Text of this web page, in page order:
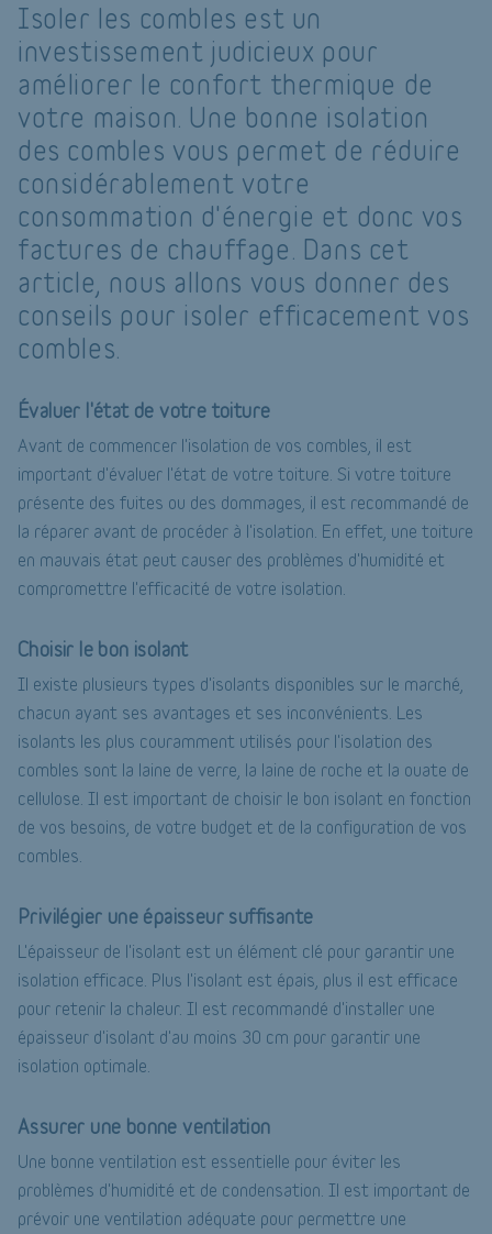
Isoler les combles est un
investissement judicieux pour
améliorer le confort thermique de
votre maison. Une bonne isolation
des combles vous permet de réduire
considérablement votre
consommation d'énergie et donc vos
factures de chauffage. Dans cet
article, nous allons vous donner des
conseils pour isoler efficacement vos
combles.
Évaluer l'état de votre toiture
Avant de commencer l'isolation de vos combles, il est
important d'évaluer l'état de votre toiture. Si votre toiture
présente des fuites ou des dommages, il est recommandé de
la réparer avant de procéder à l'isolation. En effet, une toiture
en mauvais état peut causer des problèmes d'humidité et
compromettre l'efficacité de votre isolation.
Choisir le bon isolant
Il existe plusieurs types d'isolants disponibles sur le marché,
chacun ayant ses avantages et ses inconvénients. Les
isolants les plus couramment utilisés pour l'isolation des
combles sont la laine de verre, la laine de roche et la ouate de
cellulose. Il est important de choisir le bon isolant en fonction
de vos besoins, de votre budget et de la configuration de vos
combles.
Privilégier une épaisseur suffisante
L'épaisseur de l'isolant est un élément clé pour garantir une
isolation efficace. Plus l'isolant est épais, plus il est efficace
pour retenir la chaleur. Il est recommandé d'installer une
épaisseur d'isolant d'au moins 30 cm pour garantir une
isolation optimale.
Assurer une bonne ventilation
Une bonne ventilation est essentielle pour éviter les
problèmes d'humidité et de condensation. Il est important de
prévoir une ventilation adéquate pour permettre une